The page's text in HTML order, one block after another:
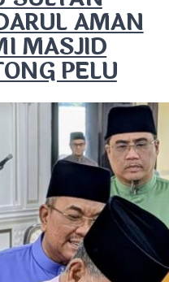
AMAN
MASJID
PELU